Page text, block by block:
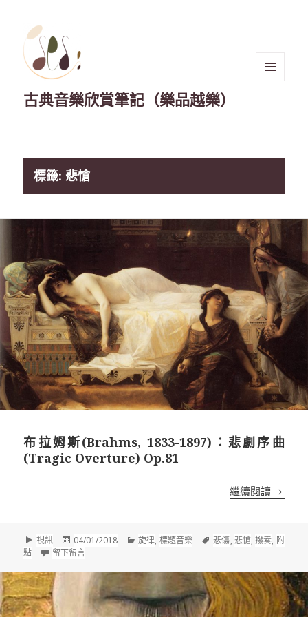
古典音樂欣賞筆記（樂品越樂）
標籤:悲愴
布拉姆斯(Brahms, 1833-1897)：悲劇序曲
(Tragic Overture) Op.81
繼續閱讀 布拉
格
式
視訊
發
佈
04/01/2018
分
旋律, 標題音樂
標
悲傷,悲愴,撥奏, 附
點
留下留言在 布拉姆斯(Brahms, 1833-1897)：悲劇序曲(Tragic